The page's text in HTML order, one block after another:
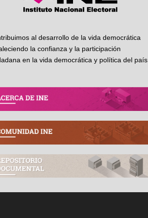
al desarrollo de la vida democrática
la confianza y la participación
en la vida democrática y política del país.